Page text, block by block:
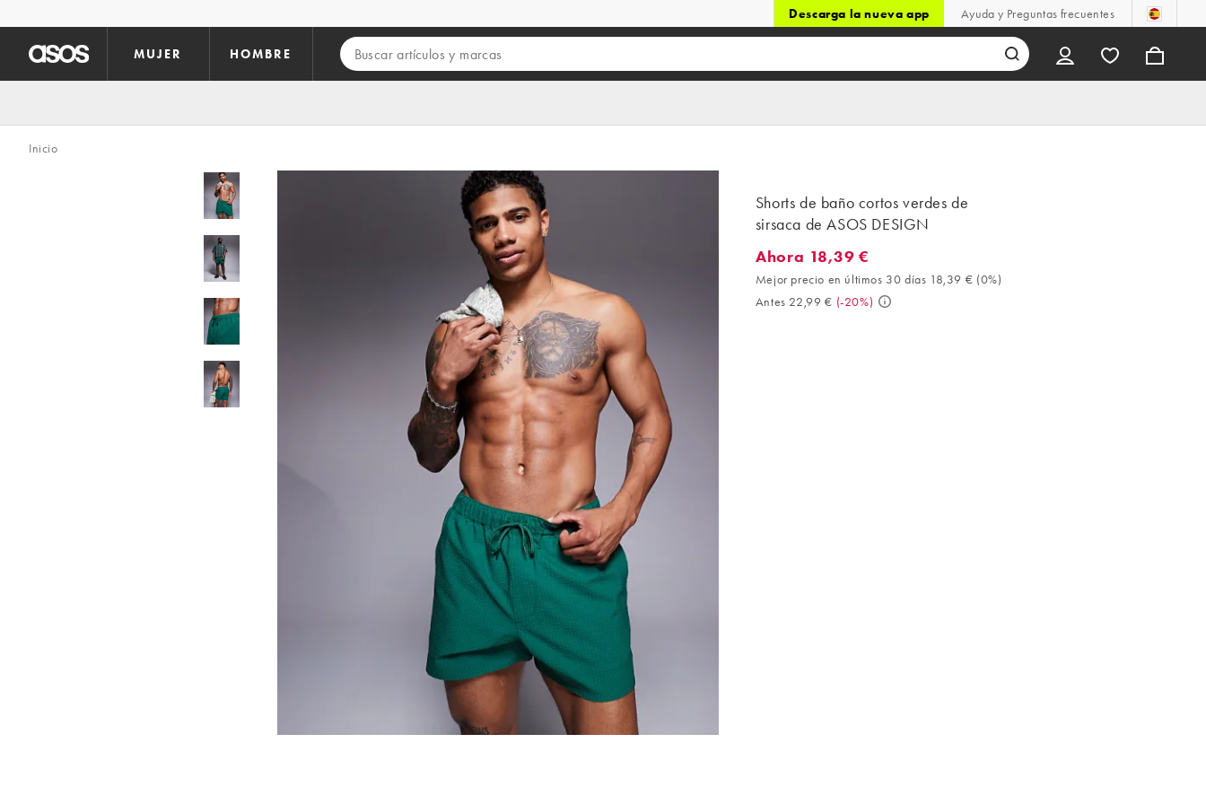
Descarga la nueva app Ayuda y Preguntas frecuentes
MUJER HOMBRE
Inicio
Shorts de baño cortos verdes de
sirsaca de ASOS DESIGN
Ahora 18,39 €. Mejor precio en últimos 30 días 18,39 € (0%). Antes
Ahora 18,39 €
Mejor precio en últimos 30 días 18,39 € (0%)
Antes 22,99 € (-20%)